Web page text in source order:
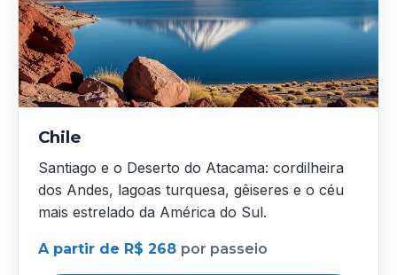
Chile
Santiago e o Deserto do Atacama: cordilheira
dos Andes, lagoas turquesa, gêiseres e o céu
mais estrelado da América do Sul.
A partir de R$ 268 por passeio